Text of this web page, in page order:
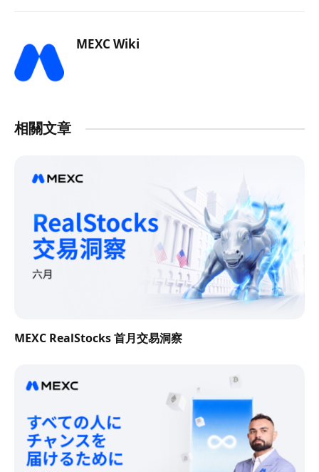
MEXC Wiki
相關文章
MEXC RealStocks 首月交易洞察